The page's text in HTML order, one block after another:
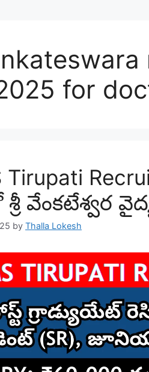
for
Tirupati
శ్రీ వేంకటేశ్వర
by Thalla Lokesh